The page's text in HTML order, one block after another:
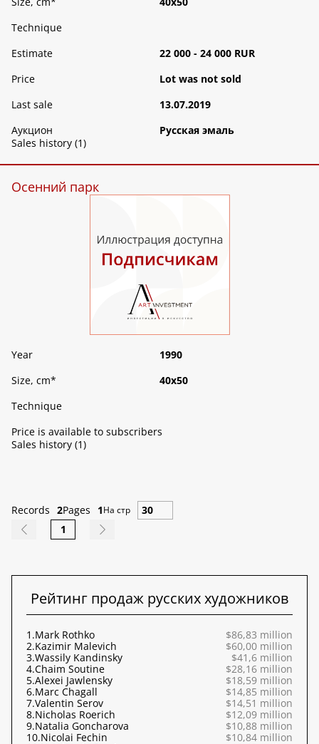
Technique
Estimate
22 000 - 24 000 RUR
Price
Lot was not sold
Last sale
13.07.2019
Аукцион
Русская эмаль
Sales history (1)
Осенний парк
Year
1990
Size, cm*
40х50
Technique
Price is available to subscribers
Sales history (1)
Records 2Pages 1На стр
1
Рейтинг продаж русских художников
1.Mark Rothko
$86,83 million
2.Kazimir Malevich
$60,00 million
3.Wassily Kandinsky
$41,6 million
4.Chaim Soutine
$28,16 million
5.Alexei Jawlensky
$18,59 million
6.Marc Chagall
$14,85 million
7.Valentin Serov
$14,51 million
8.Nicholas Roerich
$12,09 million
9.Natalia Goncharova
$10,88 million
10.Nicolai Fechin
$10,84 million